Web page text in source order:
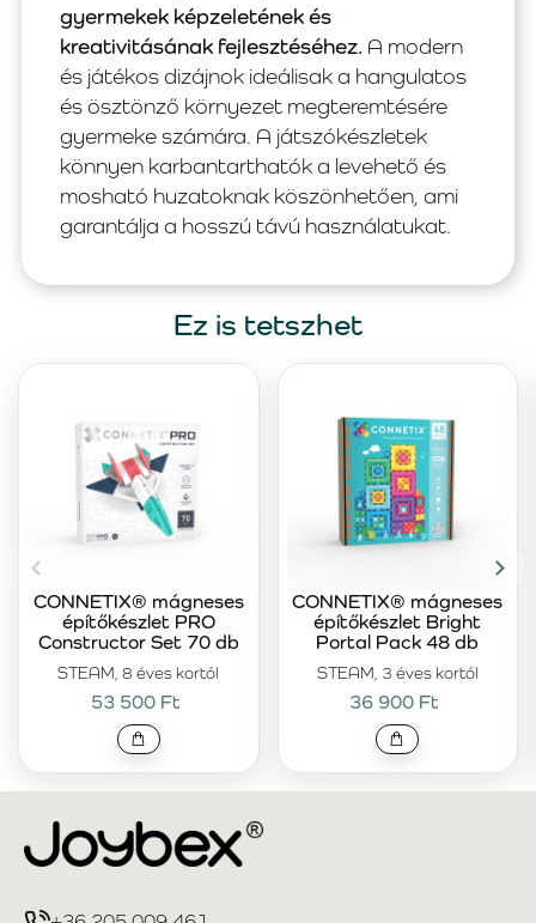
gyermekek képzeletének és
kreativitásának fejlesztéséhez. A modern
és játékos dizájnok ideálisak a hangulatos
és ösztönző környezet megteremtésére
gyermeke számára. A játszókészletek
könnyen karbantarthatók a levehető és
mosható huzatoknak köszönhetően, ami
garantálja a hosszú távú használatukat.
Ez is tetszhet
STEAM, 8 éves kortól
CONNETIX® mágneses
építőkészlet PRO
Constructor Set 70 db
53 500 Ft
STEAM, 3 éves kortól
CONNETIX® mágneses
építőkészlet Bright
Portal Pack 48 db
36 900 Ft